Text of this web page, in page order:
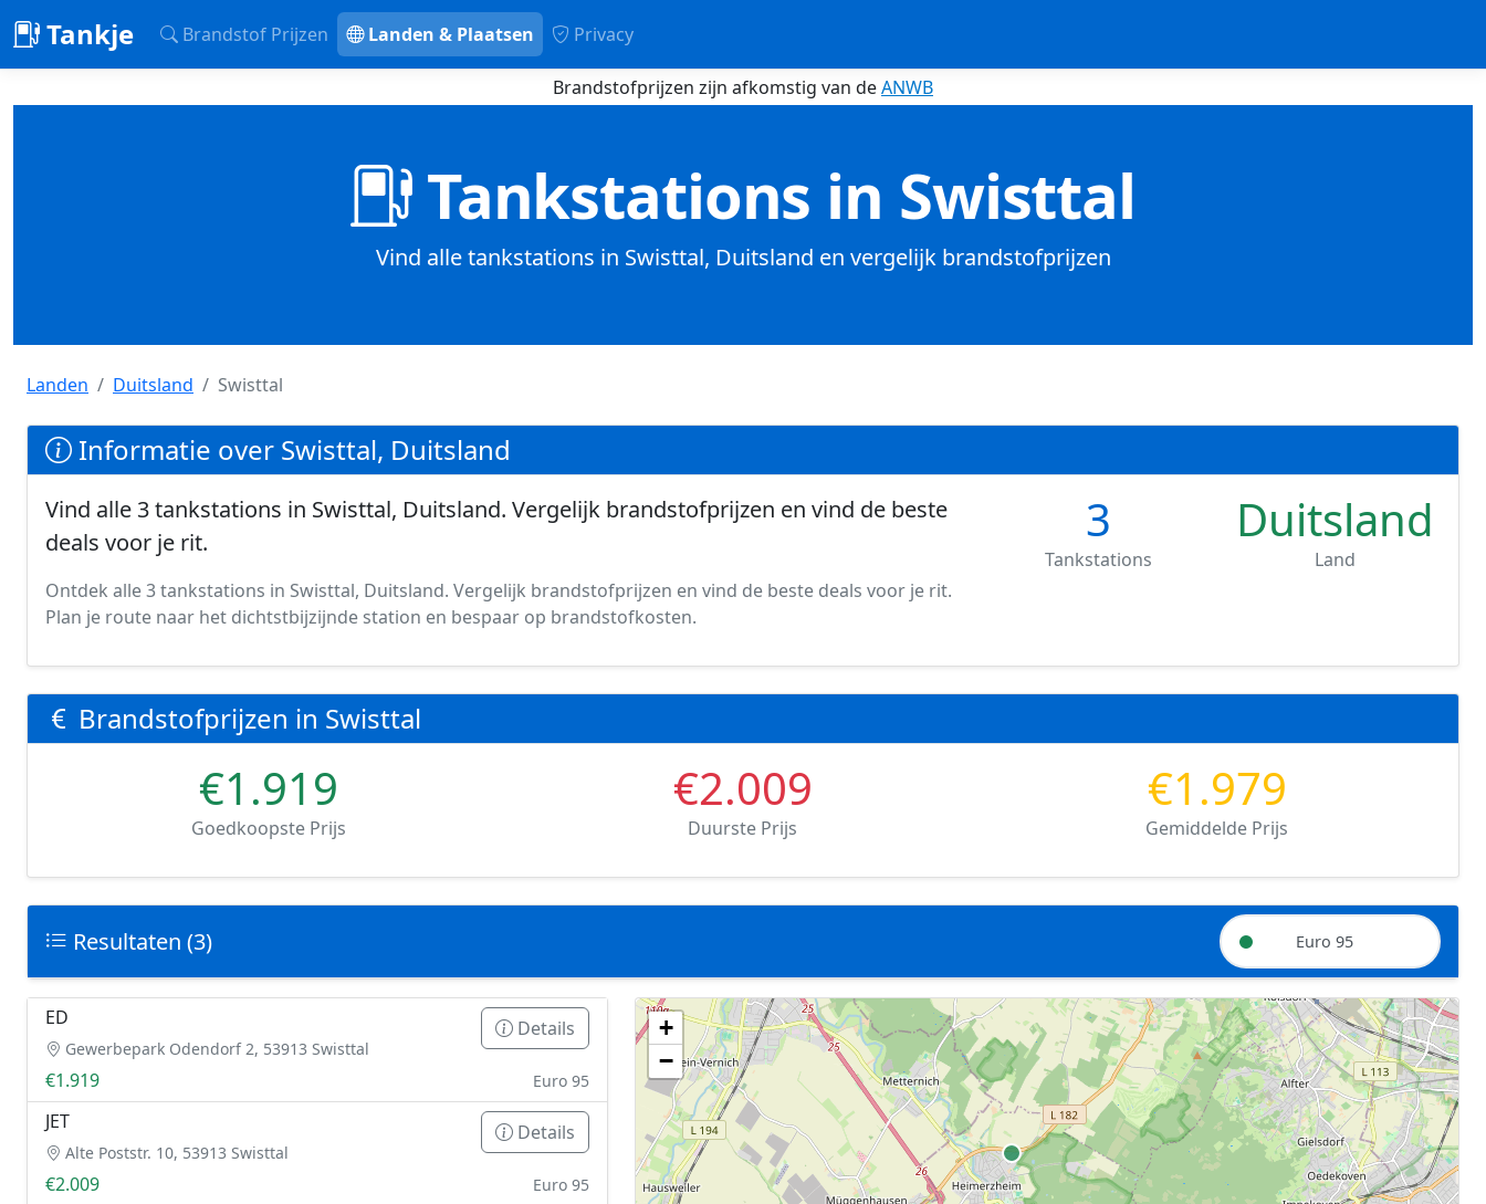
Tankje Brandstof Prijzen Landen & Plaatsen Privacy
Brandstofprijzen zijn afkomstig van deANWB
Tankstations in Swisttal
Vind alle tankstations in Swisttal, Duitsland en vergelijk brandstofprijzen
Landen Duitsland Swisttal
Informatie over Swisttal, Duitsland
Vind alle 3 tankstations in Swisttal, Duitsland. Vergelijk brandstofprijzen en vind de beste
deals voor je rit.
Ontdek alle 3 tankstations in Swisttal, Duitsland. Vergelijk brandstofprijzen en vind de beste deals voor je rit.
Plan je route naar het dichtstbijzijnde station en bespaar op brandstofkosten.
3
Tankstations
Duitsland
Land
Brandstofprijzen in Swisttal
€1.919
Goedkoopste Prijs
€2.009
Duurste Prijs
€1.979
Gemiddelde Prijs
Resultaten (3) Euro 95
Geen tankstations met locatiegegevens gevonden.
De kaart kan niet worden weergegeven zonder GPS coördinaten.
+
−
ED
Gewerbepark Odendorf 2, 53913 Swisttal
Details
€1.919 Euro 95
JET
Alte Poststr. 10, 53913 Swisttal
Details
€2.009 Euro 95